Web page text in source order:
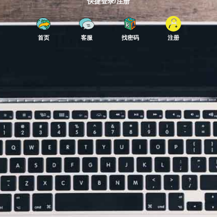
首页 客服 找密码 注册